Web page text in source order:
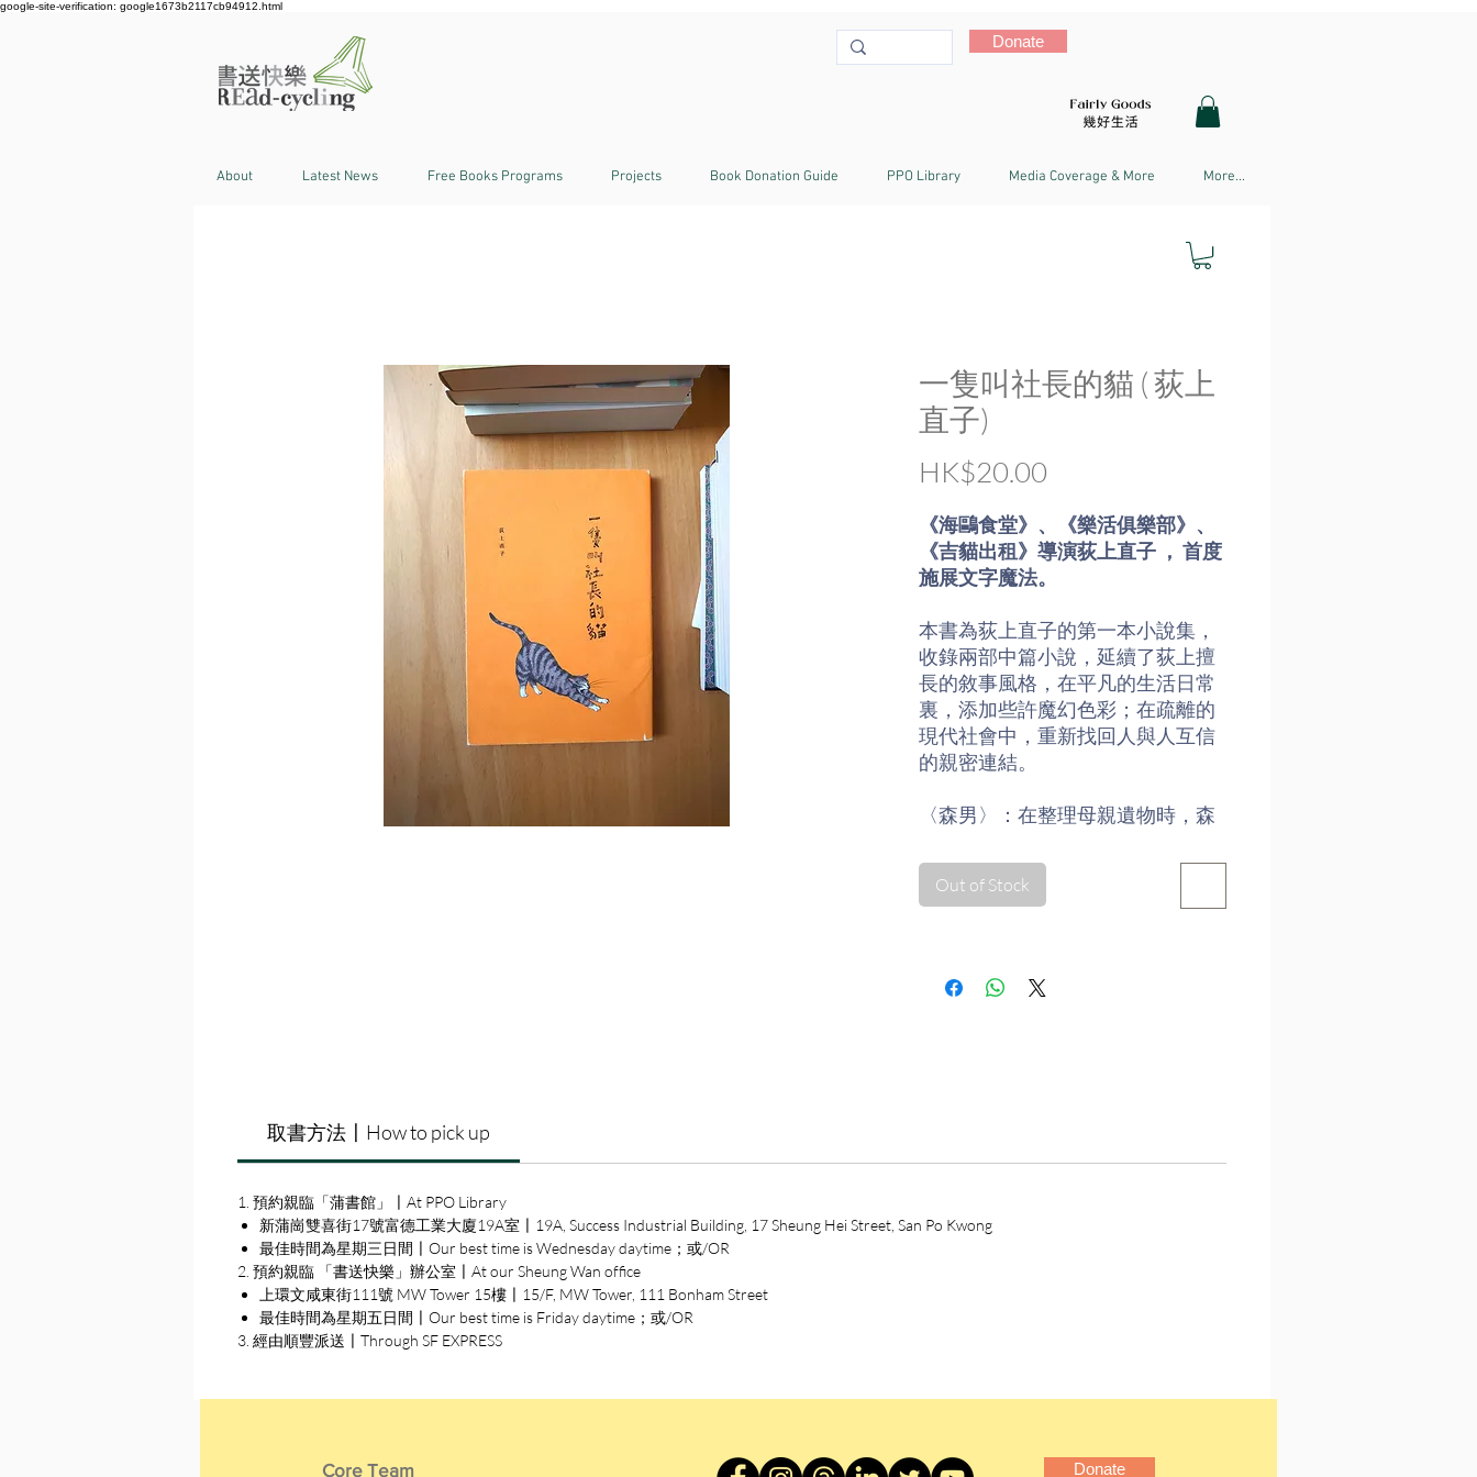
google-site-verification: google1673b2117cb94912.html
Donate
About Latest News Free Books Programs Projects Book Donation Guide PPO Library Media Coverage & More More...
一隻叫社長的貓 ( 荻上
直子)
HK$20.00
《海鷗食堂》、《樂活俱樂部》、
《吉貓出租》導演荻上直子 ， 首度
施展文字魔法。
本書為荻上直子的第一本小說集，
收錄兩部中篇小說，延續了荻上擅
長的敘事風格，在平凡的生活日常
裏，添加些許魔幻色彩；在疏離的
現代社會中，重新找回人與人互信
的親密連結。
〈森男〉：在整理母親遺物時，森
起兒時的點滴回憶：小時候他最喜
歡躲在縫紉機下、最喜歡悠然踩著
〈一隻叫社長的貓〉：「我」和陽
而自卑的女醫師、迷戀上縫紉與花
「荻上世界」。
Out of Stock
取書方法〡How to pick up
1. 預約親臨「蒲書館」〡At PPO Library
新蒲崗雙喜街17號富德工業大廈19A室〡19A, Success Industrial Building, 17 Sheung Hei Street, San Po Kwong
最佳時間為星期三日間〡Our best time is Wednesday daytime；或/OR
2. 預約親臨 「書送快樂」辦公室〡At our Sheung Wan office
上環文咸東街111號 MW Tower 15樓〡15/F, MW Tower, 111 Bonham Street
最佳時間為星期五日間〡Our best time is Friday daytime；或/OR
3. 經由順豐派送〡Through SF EXPRESS
Core Team Donate